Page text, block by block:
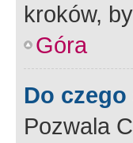
kroków,
Góra
Do
Pozwala